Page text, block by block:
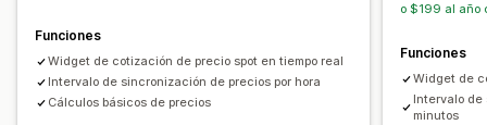
Funciones
Widget de cotización de precio spot en tiempo real
Intervalo de sincronización de precios por hora
Cálculos básicos de precios
o $199 al año
Funciones
Widget de
Intervalo de
minutos